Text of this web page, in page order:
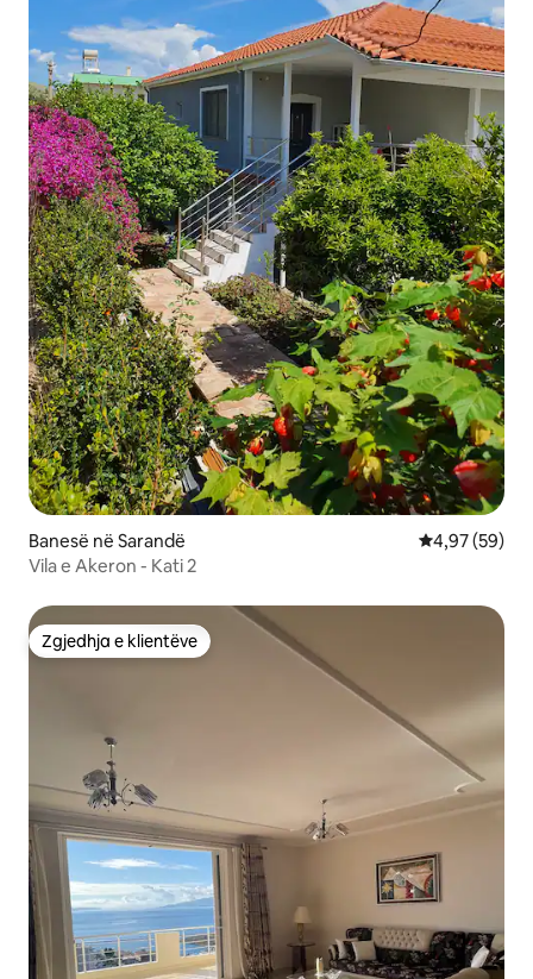
Banesë në Sarandë Vlerësimi
4,97 (59)
Vila e Akeron - Kati 2
Zgjedhja e klientëve
Zgjedhja e klientëve